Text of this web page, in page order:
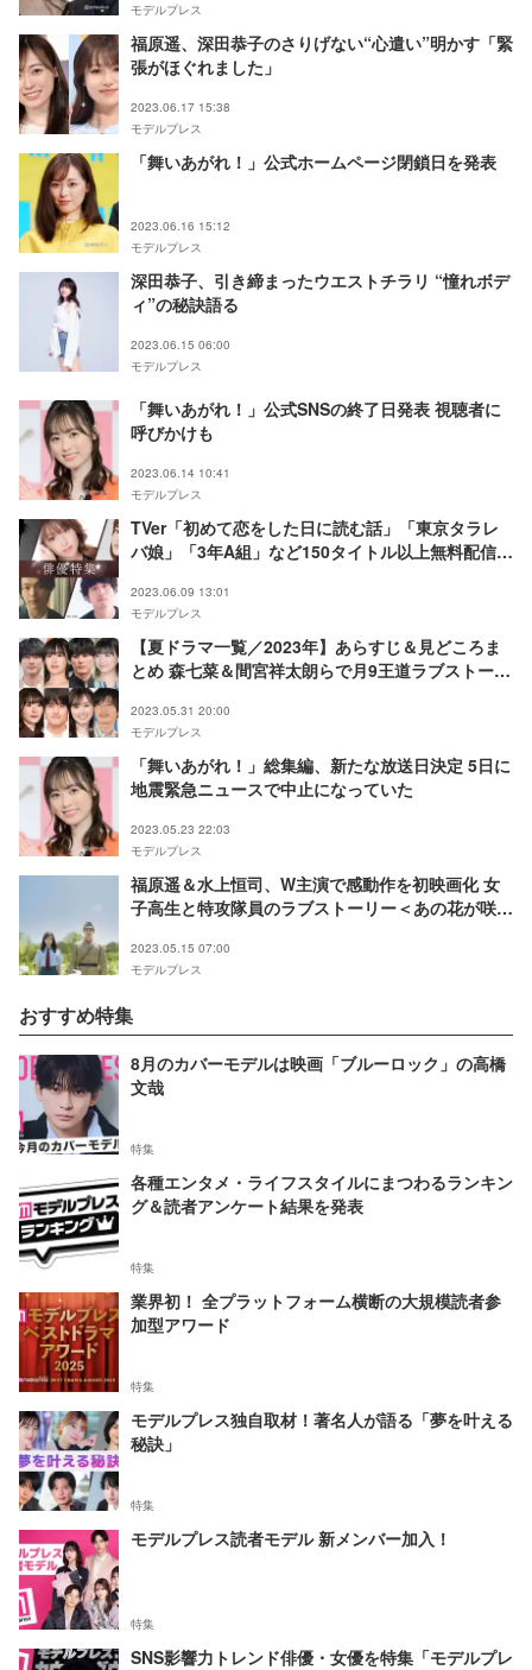
モデルプレス
福原遥、深田恭子のさりげない“心遣い”明かす「緊
張がほぐれました」
2023.06.17 15:38
モデルプレス
「舞いあがれ！」公式ホームページ閉鎖日を発表
2023.06.16 15:12
モデルプレス
深田恭子、引き締まったウエストチラリ “憧れボデ
ィ”の秘訣語る
2023.06.15 06:00
モデルプレス
「舞いあがれ！」公式SNSの終了日発表 視聴者に
呼びかけも
2023.06.14 10:41
モデルプレス
TVer「初めて恋をした日に読む話」「東京タラレ
バ娘」「3年A組」など150タイトル以上無料配信＜
2023.06.09 13:01
モデルプレス
【夏ドラマ一覧／2023年】あらすじ＆見どころま
とめ 森七菜＆間宮祥太朗らで月9王道ラブストーリ
新＞
2023.05.31 20:00
モデルプレス
「舞いあがれ！」総集編、新たな放送日決定 5日に
地震緊急ニュースで中止になっていた
2023.05.23 22:03
モデルプレス
福原遥＆水上恒司、W主演で感動作を初映画化 女
子高生と特攻隊員のラブストーリー＜あの花が咲く
2023.05.15 07:00
モデルプレス
おすすめ特集
8月のカバーモデルは映画「ブルーロック」の高橋
文哉
特集
各種エンタメ・ライフスタイルにまつわるランキン
グ＆読者アンケート結果を発表
特集
業界初！ 全プラットフォーム横断の大規模読者参
加型アワード
特集
モデルプレス独自取材！著名人が語る「夢を叶える
秘訣」
特集
モデルプレス読者モデル 新メンバー加入！
特集
SNS影響力トレンド俳優・女優を特集「モデルプレ